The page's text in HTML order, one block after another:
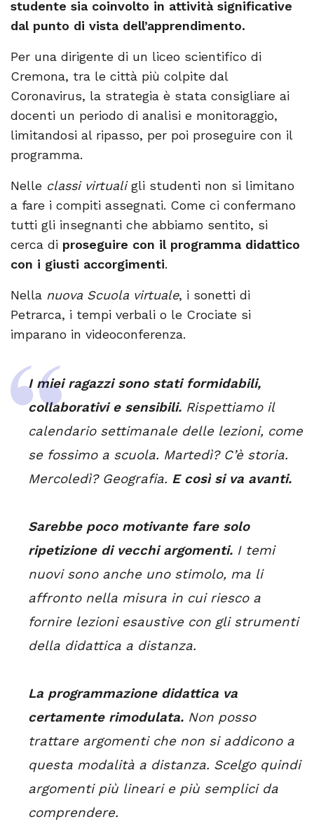
studente sia coinvolto in attività significative
dal punto di vista dell’apprendimento.
Per una dirigente di un liceo scientifico di
Cremona, tra le città più colpite dal
Coronavirus, la strategia è stata consigliare ai
docenti un periodo di analisi e monitoraggio,
limitandosi al ripasso, per poi proseguire con il
programma.
Nelle classivirtualigli studenti non si limitano
a fare i compiti assegnati. Come ci confermano
tutti gli insegnanti che abbiamo sentito, si
cerca di proseguire con il programma didattico
con i giusti accorgimenti.
Nella nuova Scuola virtuale, i sonetti di
Petrarca, i tempi verbali o le Crociate si
imparano in videoconferenza.
I miei ragazzi sono stati formidabili,
collaborativi e sensibili. Rispettiamo il
calendario settimanale delle lezioni, come
se fossimo a scuola. Martedì? C’è storia.
Mercoledì? Geografia. E così si va avanti.
Sarebbe poco motivante fare solo
ripetizione di vecchi argomenti. I temi
nuovi sono anche uno stimolo, ma li
affronto nella misura in cui riesco a
fornire lezioni esaustive con gli strumenti
della didattica a distanza.
La programmazione didattica va
certamente rimodulata. Non posso
trattare argomenti che non si addicono a
questa modalità a distanza. Scelgo quindi
argomenti più lineari e più semplici da
comprendere.